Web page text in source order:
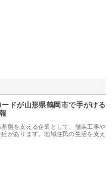
ドが山形県鶴岡市で手がける
盤を支える企業として、舗装工事や
があります。地域住民の生活を支え